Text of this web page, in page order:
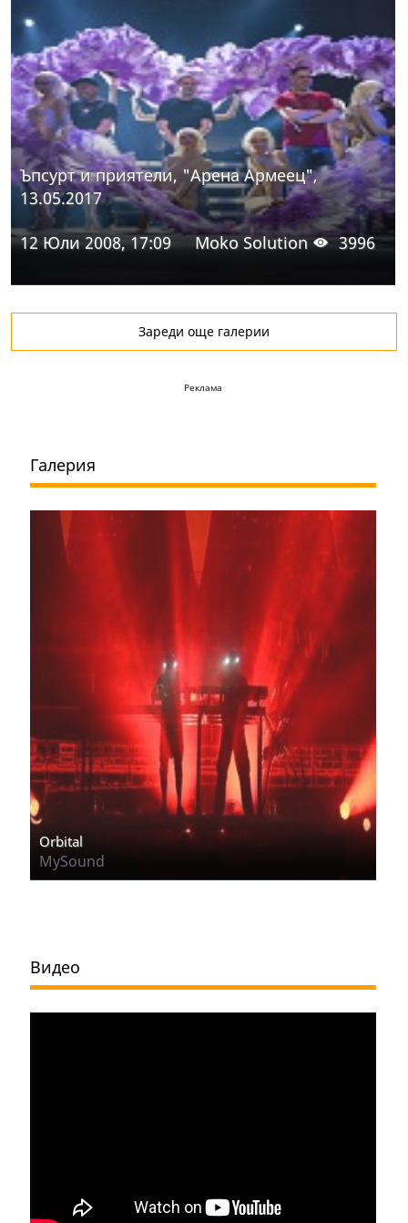
Ъпсурт и приятели, "Арена Армеец",
13.05.2017
12 Юли 2008, 17:09 Moko Solution 3996
Зареди още галерии
Реклама
Галерия
Orbital
MySound
Видео